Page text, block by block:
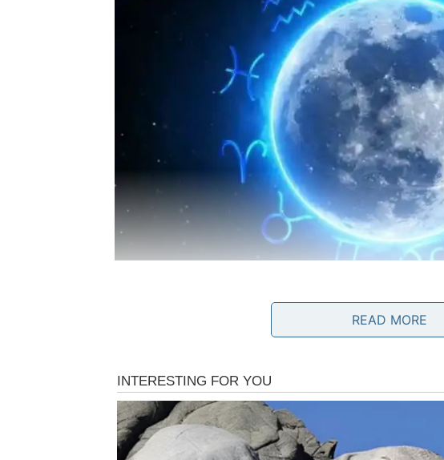
STRELAC – POČINJE PERIOD O
Pun Mesec u vašem znaku donosi vam neverovatnu
konačno možete da dišete punim plućima. Poslednjih
toga ste prećutali, mnogo emocija sakrili i pokušavali da
lako.
READ MORE